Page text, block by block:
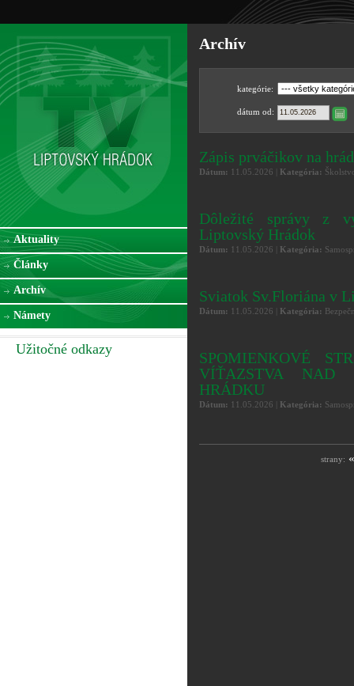
Aktuality
Články
Archív
Námety
Užitočné odkazy
Archív
kategórie:
dátum od:
Zápis prváčikov na
Dátum: 11.05.2026 | Kategória:
Dôležité správy z
Liptovský Hrádok
Dátum: 11.05.2026 | Kategória:
Sviatok Sv.Floriána v
Dátum: 11.05.2026 | Kategória:
SPOMIENKOVÉ
VÍŤAZSTVA NAD
HRÁDKU
Dátum: 11.05.2026 | Kategória:
strany: